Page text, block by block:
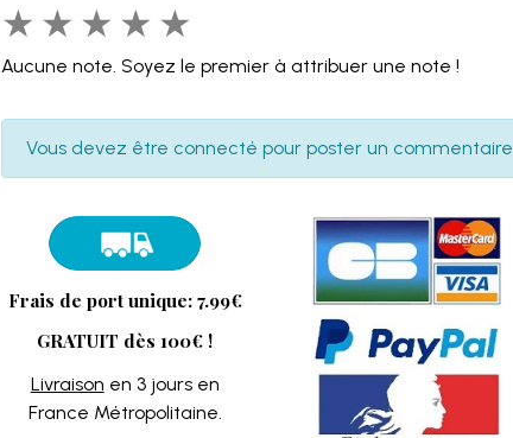
★ ★ ★ ★ ★
Aucune note. Soyez le premier à attribuer une note !
Vous devez être connecté pour poster un commentaire
Frais de port unique: 7.99€
GRATUIT dès 100€ !
Livraison en 3 jours en
France Métropolitaine.